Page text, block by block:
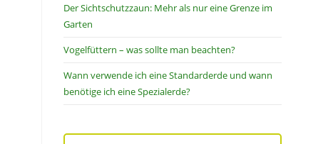
Der Sichtschutzzaun: Mehr als nur eine Grenze im
Garten
Vogelfüttern – was sollte man beachten?
Wann verwende ich eine Standarderde und wann
benötige ich eine Spezialerde?